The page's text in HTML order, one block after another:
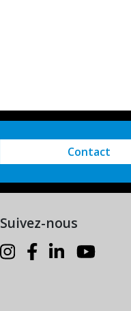
Contact
Suivez-nous